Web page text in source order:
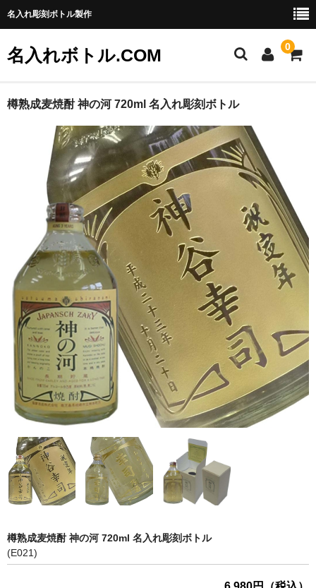
名入れ彫刻ボトル製作
名入れボトル.COM 0
ご利用ガイド
特定商取引法に基づく表記
お問い合わせ
樽熟成麦焼酎 神の河 720ml 名入れ彫刻ボトル
樽熟成麦焼酎 神の河 720ml 名入れ彫刻ボトル
(E021)